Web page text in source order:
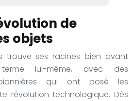
de
objets
trouve ses racines bien avant
lui-même, avec des
pionnières qui ont posé les
révolution technologique. Dès